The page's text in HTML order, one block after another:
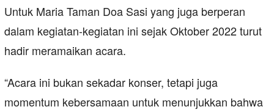
Untuk Maria Taman Doa Sasi yang juga berperan
dalam kegiatan-kegiatan ini sejak Oktober 2022 turut
hadir meramaikan acara.
“Acara ini bukan sekadar konser, tetapi juga
momentum kebersamaan untuk menunjukkan bahwa